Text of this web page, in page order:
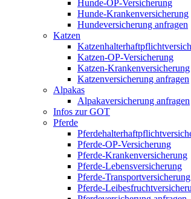
Hunde-OP-Versicherung
Hunde-Krankenversicherung
Hundeversicherung anfragen
Katzen
Katzen-OP-Versicherung
Katzen-Krankenversicherung
Katzenversicherung anfragen
Alpakas
Alpakaversicherung anfragen
Infos zur GOT
Pferde
Pferde-OP-Versicherung
Pferde-Krankenversicherung
Pferde-Lebensversicherung
Pferde-Transportversicherung
Pferde-